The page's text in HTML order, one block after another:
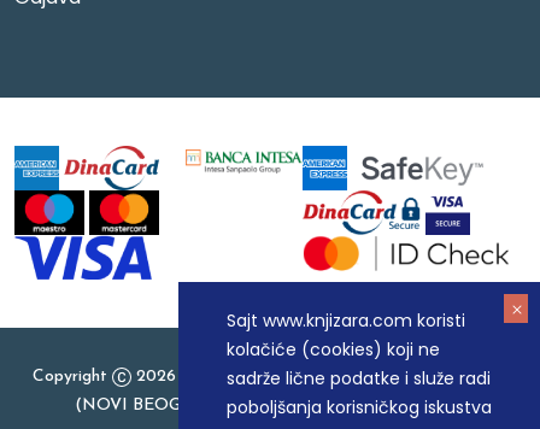
Sajt www.knjizara.com koristi
kolačiće (cookies) koji ne
sadrže lične podatke i služe radi
poboljšanja korisničkog iskustva
Copyright
2026 Knjizara.com - MAKART DOO BEOGRAD
(NOVI BEOGRAD), PIB: 105184104, MB: 20337524